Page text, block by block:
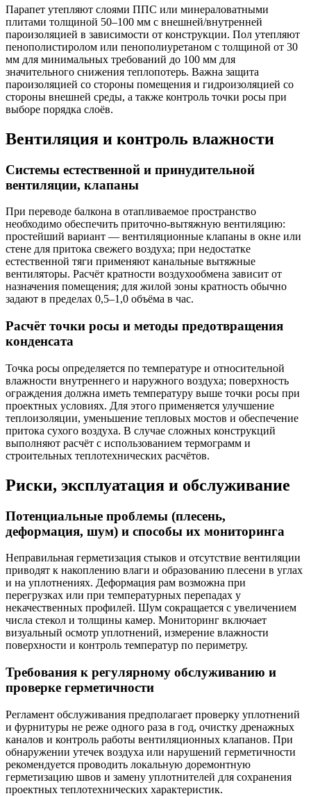
Парапет утепляют слоями ППС или минераловатными
плитами толщиной 50–100 мм с внешней/внутренней
пароизоляцией в зависимости от конструкции. Пол утепляют
пенополистиролом или пенополиуретаном с толщиной от 30
мм для минимальных требований до 100 мм для
значительного снижения теплопотерь. Важна защита
пароизоляцией со стороны помещения и гидроизоляцией со
стороны внешней среды, а также контроль точки росы при
выборе порядка слоёв.
Вентиляция и контроль влажности
Системы естественной и принудительной
вентиляции, клапаны
При переводе балкона в отапливаемое пространство
необходимо обеспечить приточно-вытяжную вентиляцию:
простейший вариант — вентиляционные клапаны в окне или
стене для притока свежего воздуха; при недостатке
естественной тяги применяют канальные вытяжные
вентиляторы. Расчёт кратности воздухообмена зависит от
назначения помещения; для жилой зоны кратность обычно
задают в пределах 0,5–1,0 объёма в час.
Расчёт точки росы и методы предотвращения
конденсата
Точка росы определяется по температуре и относительной
влажности внутреннего и наружного воздуха; поверхность
ограждения должна иметь температуру выше точки росы при
проектных условиях. Для этого применяется улучшение
теплоизоляции, уменьшение тепловых мостов и обеспечение
притока сухого воздуха. В случае сложных конструкций
выполняют расчёт с использованием термограмм и
строительных теплотехнических расчётов.
Риски, эксплуатация и обслуживание
Потенциальные проблемы (плесень,
деформация, шум) и способы их мониторинга
Неправильная герметизация стыков и отсутствие вентиляции
приводят к накоплению влаги и образованию плесени в углах
и на уплотнениях. Деформация рам возможна при
перегрузках или при температурных перепадах у
некачественных профилей. Шум сокращается с увеличением
числа стекол и толщины камер. Мониторинг включает
визуальный осмотр уплотнений, измерение влажности
поверхности и контроль температур по периметру.
Требования к регулярному обслуживанию и
проверке герметичности
Регламент обслуживания предполагает проверку уплотнений
и фурнитуры не реже одного раза в год, очистку дренажных
каналов и контроль работы вентиляционных клапанов. При
обнаружении утечек воздуха или нарушений герметичности
рекомендуется проводить локальную доремонтную
герметизацию швов и замену уплотнителей для сохранения
проектных теплотехнических характеристик.